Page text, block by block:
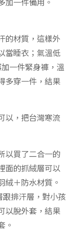
的材質，這樣外
當睡衣；氣溫低
一件緊身褲，溫
多穿一件，結果
以，把台灣寒流
以買了二合一的
面的抓絨層可以
絨＋防水材質。
排汗層，對小孩
以脫外套，結果
。